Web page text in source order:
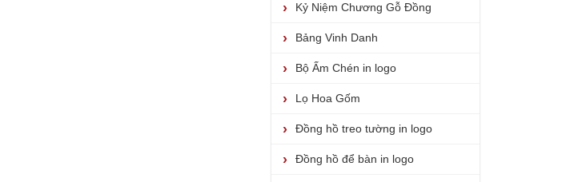
Kỷ Niệm Chương Gỗ Đồng
Bảng Vinh Danh
Bộ Ấm Chén in logo
Lọ Hoa Gốm
Đồng hồ treo tường in logo
Đồng hồ để bàn in logo